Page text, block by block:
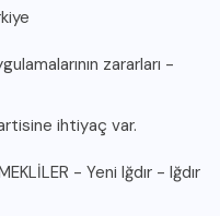
zararları -
ihtiyaç var.
- Yeni Iğdır - Iğdır